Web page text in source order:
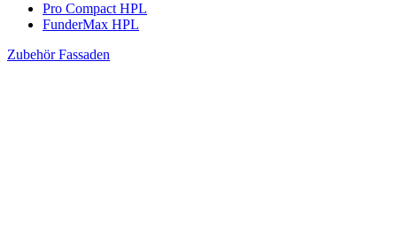
Pro Compact HPL
FunderMax HPL
Zubehör Fassaden